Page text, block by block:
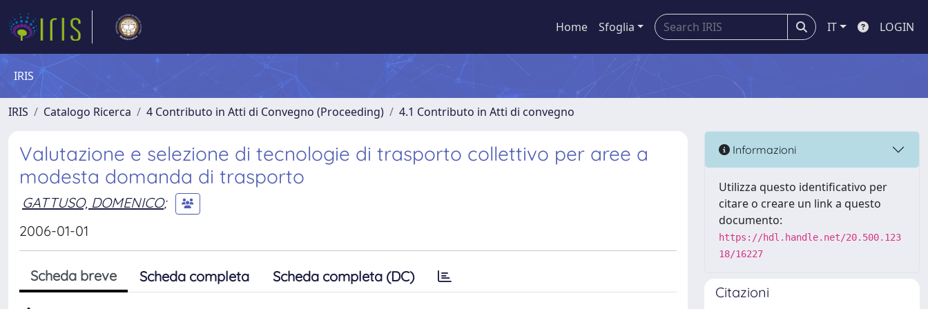
Home Sfoglia IT LOGIN
IRIS
IRIS Catalogo Ricerca 4 Contributo in Atti di Convegno (Proceeding) 4.1 Contributo in Atti di convegno
Valutazione e selezione di tecnologie di trasporto collettivo per aree a
modesta domanda di trasporto
GATTUSO, DOMENICO;
2006-01-01
Scheda breve Scheda completa Scheda completa (DC)
Informazioni
Utilizza questo identificativo per
citare o creare un link a questo
documento:
https://hdl.handle.net/20.500.123
18/16227
Citazioni